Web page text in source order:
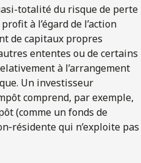
totalité du risque de perte
à l’égard de l’action
de capitaux propres
ententes ou de certains
à l’arrangement
Un investisseur
comprend, par exemple,
(comme un fonds de
qui n’exploite pas